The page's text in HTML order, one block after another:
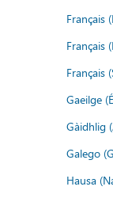
Français
Français
Français
Gaeilge
Gàidhlig
Galego
Hausa